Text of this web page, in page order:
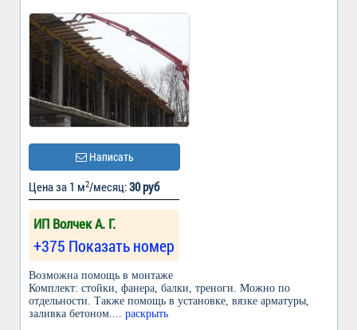
Написать
Цена за 1 м2/месяц:30 руб
ИП Волчек А. Г.
+375 Показать номер
Возможна помощь в монтаже
Комплект: стойки, фанера, балки, треноги. Можно по
отдельности. Также помощь в установке, вязке арматуры,
заливка бетоном.... раскрыть